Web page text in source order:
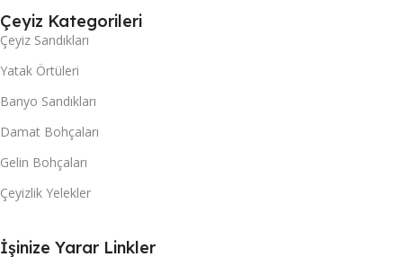
Çeyiz Kategorileri
Çeyiz Sandıkları
Yatak Örtüleri
Banyo Sandıkları
Damat Bohçaları
Gelin Bohçaları
Çeyizlik Yelekler
İşinize Yarar Linkler